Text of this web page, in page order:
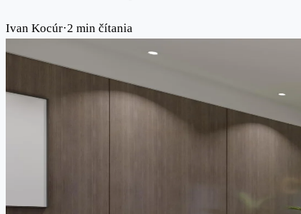
Ivan Kocúr·2 min čítania